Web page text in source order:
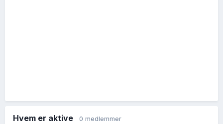
Hvem er aktive 0 medlemmer